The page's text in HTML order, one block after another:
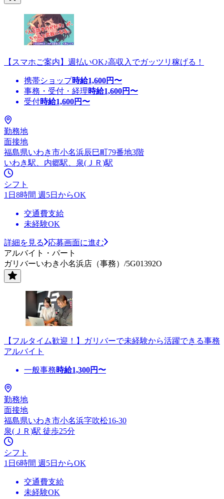
【スマホご案内】週払いOK♪高収入でガッツリ稼げる！
携帯ショップ時給1,600円〜
事務・受付・経理時給1,600円〜
受付時給1,600円〜
勤務地
面接地
福島県いわき市小名浜辰巳町79番地3階
いわき駅、内郷駅、泉(ＪＲ)駅
シフト
1日8時間 週5日からOK
交通費支給
未経験OK
詳細を見る
応募画面に進む
アルバイト・パート
ガリバーいわき小名浜店（事務）/5G01392O
【フルタイム歓迎！】ガリバーで未経験から活躍できる事務
アルバイト
一般事務時給1,300円〜
勤務地
面接地
福島県いわき市小名浜字吹松16-30
泉(ＪＲ)駅 徒歩25分
シフト
1日6時間 週5日からOK
交通費支給
未経験OK